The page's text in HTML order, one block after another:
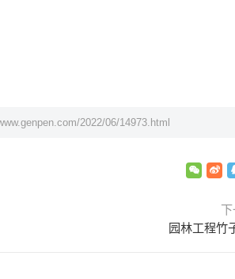
2022/06/14973.html
园林工程竹